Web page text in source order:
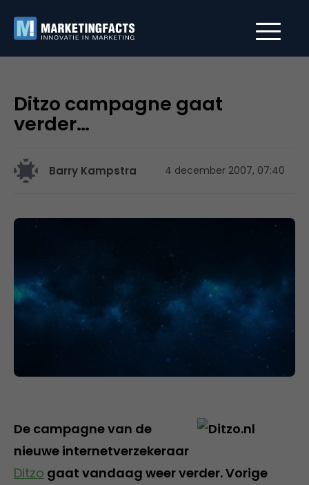
Ditzo campagne gaat
verder…
Barry Kampstra 4 december 2007, 07:40
De campagne van de
nieuwe internetverzekeraar
Ditzo gaat vandaag weer verder. Vorige